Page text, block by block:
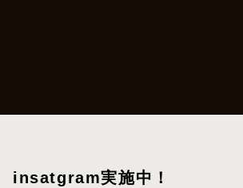
insatgram実施中！